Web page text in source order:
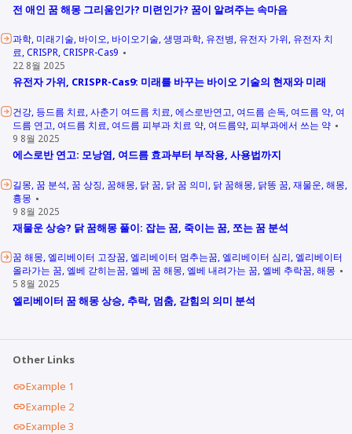
전 애인 꿈 해몽 그리움인가? 미련인가? 꿈이 알려주는 속마음
과학 미래기술 바이오 바이오기술 생명과학 유전병 유전자 가위 유전자 치
료 CRISPR CRISPR-Cas9
22 8월 2025
유전자 가위, CRISPR-Cas9: 미래를 바꾸는 바이오 기술의 현재와 미래
건강 등드름 치료 사춘기 여드름 치료 에스로반연고 여드름 손독 여드름 약 여
드름 연고 여드름 치료 여드름 피부과 치료 약 여드름약 피부과에서 쓰는 약
9 8월 2025
에스로반 연고: 모낭염, 여드름 효과부터 부작용, 사용법까지
길몽 꿈 분석 꿈 상징 꿈해몽 닭 꿈 닭 꿈 의미 닭 꿈해몽 닭똥 꿈 재물운 해몽
흉몽
9 8월 2025
재물운 상승? 닭 꿈해몽 풀이: 잡는 꿈, 죽이는 꿈, 쪼는 꿈 분석
꿈 해몽 엘리베이터 고장꿈 엘리베이터 멈추는꿈 엘리베이터 심리 엘리베이터
올라가는 꿈 엘베 갇히는꿈 엘베 꿈 해몽 엘베 내려가는 꿈 엘베 추락꿈 해몽
5 8월 2025
엘리베이터 꿈 해몽 상승, 추락, 멈춤, 갇힘의 의미 분석
Other Links
Example 1
Example 2
Example 3